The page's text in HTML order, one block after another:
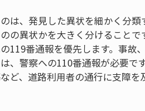
は、発見した異状を細かく分
の異状かを大きく分けること
119番通報を優先します。事
、警察への110番通報が必要
ど、道路利用者の通行に支障